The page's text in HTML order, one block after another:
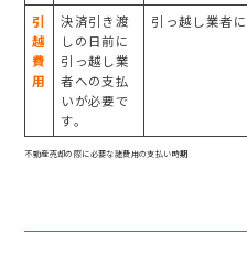
引
越
費
用
決済引き渡
しの日前に
引っ越し業
者への支払
いが必要で
す。
引っ越し業者
不動産売却の際に必要な諸費用の支払い時期